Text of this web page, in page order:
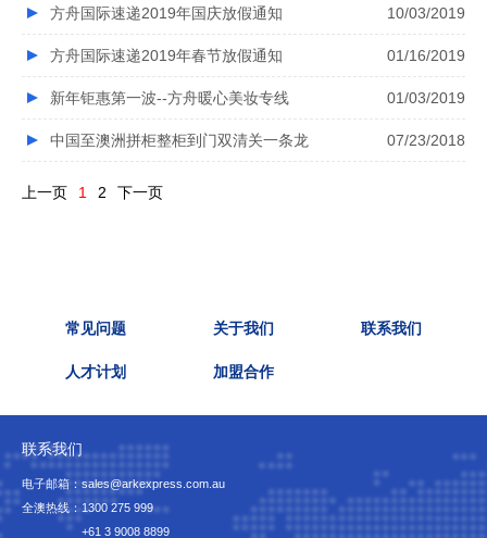
方舟国际速递2019年国庆放假通知 10/03/2019
方舟国际速递2019年春节放假通知 01/16/2019
新年钜惠第一波--方舟暖心美妆专线 01/03/2019
中国至澳洲拼柜整柜到门双清关一条龙 07/23/2018
上一页 1 2 下一页
常见问题 关于我们 联系我们
人才计划 加盟合作
联系我们
电子邮箱：sales@arkexpress.com.au
全澳热线： 1300 275 999
+61 3 9008 8899